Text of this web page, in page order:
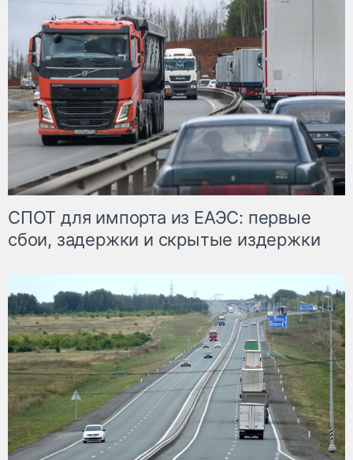
СПОТ для импорта из ЕАЭС: первые
сбои, задержки и скрытые издержки